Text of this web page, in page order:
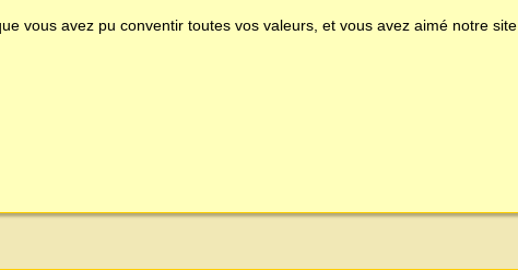
vous avez pu conventir toutes vos valeurs, et vous avez aimé notre site